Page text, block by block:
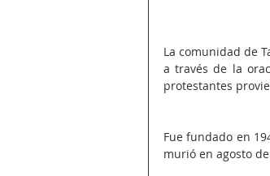
La comunidad de
a través de la
protestantes
Fue fundado en
murió en agosto